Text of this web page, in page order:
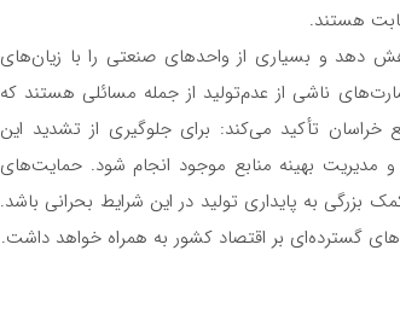
هستند.
دهد و بسیاری از واحدهای صنعتی را با زیان‌های
ناشی از عدم‌تولید از جمله مسائلی هستند که
خراسان تأکید می‌کند: برای جلوگیری از تشدید این
و مدیریت بهینه منابع موجود انجام شود. حمایت‌های
بزرگی به پایداری تولید در این شرایط بحرانی باشد.
گسترده‌ای بر اقتصاد کشور به همراه خواهد داشت.